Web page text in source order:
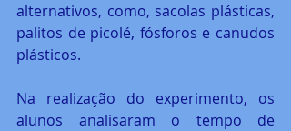
alternativos, como, sacolas plásticas,
palitos de picolé, fósforos e canudos
plásticos.
Na realização do experimento, os
alunos analisaram o tempo de